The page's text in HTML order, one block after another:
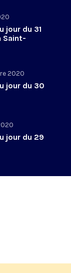
jour du 31
Saint-
2020
jour du 30
jour du 29